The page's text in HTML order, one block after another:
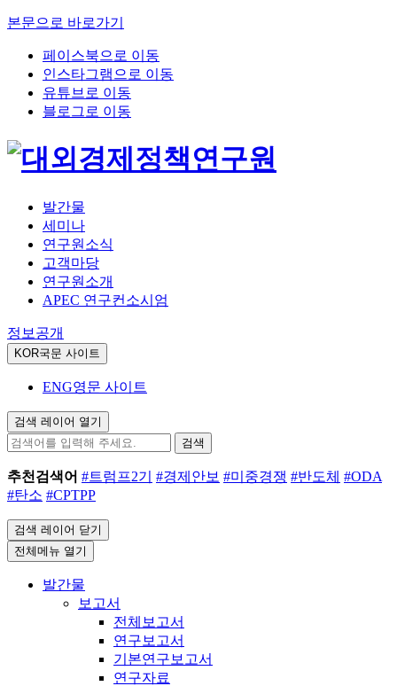
본문으로 바로가기
페이스북으로 이동
인스타그램으로 이동
유튜브로 이동
블로그로 이동
발간물
세미나
연구원소식
고객마당
연구원소개
APEC 연구컨소시엄
정보공개
KOR국문 사이트
ENG영문 사이트
검색 레이어 열기
검색
추천검색어 #트럼프2기 #경제안보 #미중경쟁 #반도체 #ODA
#탄소 #CPTPP
검색 레이어 닫기
전체메뉴 열기
발간물
보고서
전체보고서
연구보고서
기본연구보고서
연구자료